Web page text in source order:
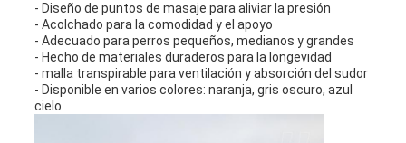
- Diseño de puntos de masaje para aliviar la presión
- Acolchado para la comodidad y el apoyo
- Adecuado para perros pequeños, medianos y grandes
- Hecho de materiales duraderos para la longevidad
- malla transpirable para ventilación y absorción del sudor
- Disponible en varios colores: naranja, gris oscuro, azul
cielo